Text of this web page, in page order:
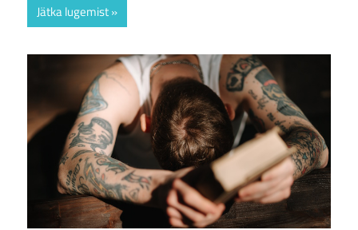
Jätka lugemist